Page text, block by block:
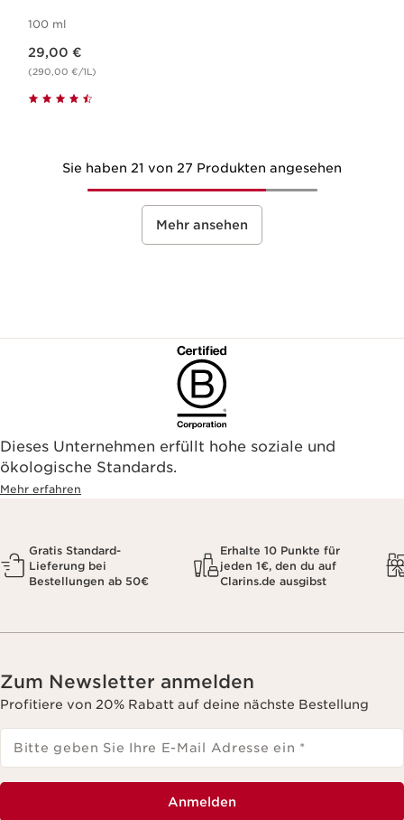
100 ml
29,00 €
(290,00 €/1L)
Sie haben 21 von 27 Produkten angesehen
Mehr ansehen
Dieses Unternehmen erfüllt hohe soziale und
ökologische Standards.
Mehr erfahren
Gratis Standard-
Lieferung bei
Bestellungen ab 50€
Erhalte 10 Punkte für
jeden 1€, den du auf
Clarins.de ausgibst
Zum Newsletter anmelden
Profitiere von 20% Rabatt auf deine nächste Bestellung
Bitte geben Sie Ihre E-Mail Adresse ein *
Anmelden